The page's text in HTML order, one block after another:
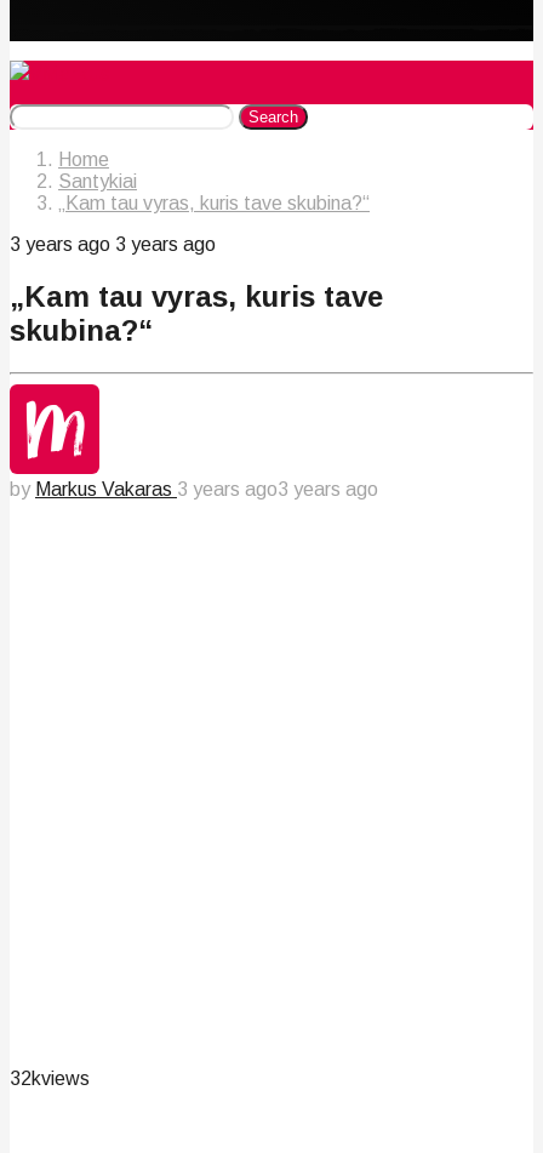
Search
Home
Santykiai
„Kam tau vyras, kuris tave skubina?“
3 years ago 3 years ago
„Kam tau vyras, kuris tave
skubina?“
by Markus Vakaras 3 years ago3 years ago
32kviews